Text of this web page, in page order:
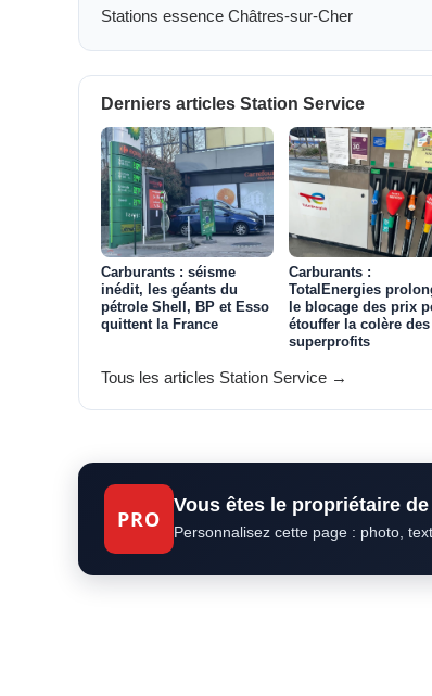
Stations essence Châtres-sur-Cher
Derniers articles Station Service
Carburants : séisme
inédit, les géants du
pétrole Shell, BP et Esso
quittent la France
Carburants :
TotalEnergies
le blocage des prix
étouffer la colère des
superprofits
Tous les articles Station Service →
PRO
Vous êtes le propriétaire
Personnalisez cette page : photo,